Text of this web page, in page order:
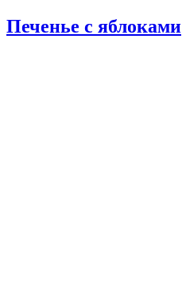
Печенье с яблоками